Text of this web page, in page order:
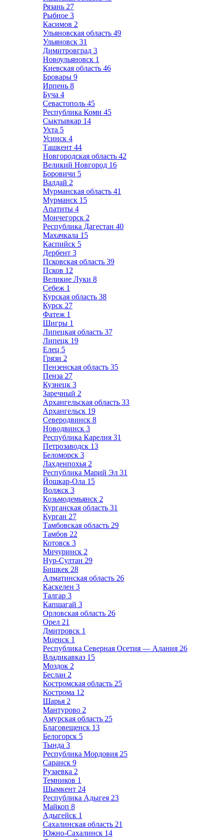
Рязань 27
Рыбное 3
Касимов 2
Ульяновская область 49
Ульяновск 31
Димитровград 3
Новоульяновск 1
Киевская область 46
Бровары 9
Ирпень 8
Буча 4
Севастополь 45
Республика Коми 45
Сыктывкар 14
Ухта 5
Усинск 4
Ташкент 44
Новгородская область 42
Великий Новгород 16
Боровичи 5
Валдай 2
Мурманская область 41
Мурманск 15
Апатиты 4
Мончегорск 2
Республика Дагестан 40
Махачкала 15
Каспийск 5
Дербент 3
Псковская область 39
Псков 12
Великие Луки 8
Себеж 1
Курская область 38
Курск 27
Фатеж 1
Щигры 1
Липецкая область 37
Липецк 19
Елец 5
Грязи 2
Пензенская область 35
Пенза 27
Кузнецк 3
Заречный 2
Архангельская область 33
Архангельск 19
Северодвинск 8
Новодвинск 3
Республика Карелия 31
Петрозаводск 13
Беломорск 3
Лахденпохья 2
Республика Марий Эл 31
Йошкар-Ола 15
Волжск 3
Козьмодемьянск 2
Курганская область 31
Курган 27
Тамбовская область 29
Тамбов 22
Котовск 3
Мичуринск 2
Нур-Султан 29
Бишкек 28
Алматинская область 26
Каскелен 3
Талгар 3
Капшагай 3
Орловская область 26
Орел 21
Дмитровск 1
Мценск 1
Республика Северная Осетия — Алания 26
Владикавказ 15
Моздок 2
Беслан 2
Костромская область 25
Кострома 12
Шарья 2
Мантурово 2
Амурская область 25
Благовещенск 13
Белогорск 5
Тында 3
Республика Мордовия 25
Саранск 9
Рузаевка 2
Темников 1
Шымкент 24
Республика Адыгея 23
Майкоп 8
Адыгейск 1
Сахалинская область 21
Южно-Сахалинск 14